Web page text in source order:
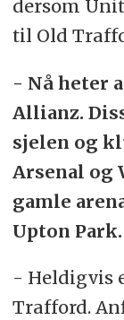
dersom
til Old
- Nå heter
Allianz.
sjelen og
Arsenal og
gamle
Upton Park.
- Heldigvis
Trafford.